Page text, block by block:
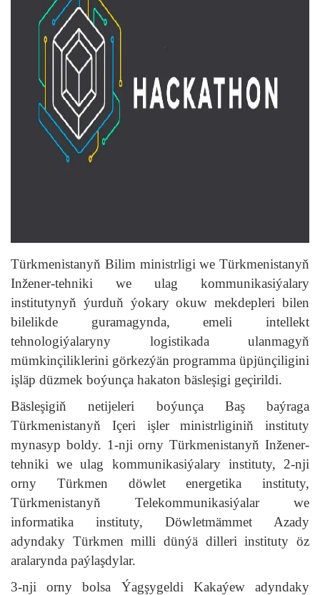
Türkmenistanyň Bilim ministrligi we Türkmenistanyň
Inžener-tehniki we ulag kommunikasiýalary
institutynyň ýurduň ýokary okuw mekdepleri bilen
bilelikde guramagynda, emeli intellekt
tehnologiýalaryny logistikada ulanmagyň
mümkinçiliklerini görkezýän programma üpjünçiligini
işläp düzmek boýunça hakaton bäsleşigi geçirildi.
Bäsleşigiň netijeleri boýunça Baş baýraga
Türkmenistanyň Içeri işler ministrliginiň instituty
mynasyp boldy. 1-nji orny Türkmenistanyň Inžener-
tehniki we ulag kommunikasiýalary instituty, 2-nji
orny Türkmen döwlet energetika instituty,
Türkmenistanyň Telekommunikasiýalar we
informatika instituty, Döwletmämmet Azady
adyndaky Türkmen milli dünýä dilleri instituty öz
aralarynda paýlaşdylar.
3-nji orny bolsa Ýagşygeldi Kakaýew adyndaky